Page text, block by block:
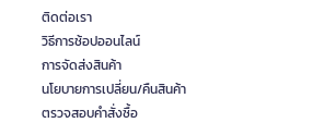
ติดต่อเรา
วิธีการช้อปออนไลน์
การจัดส่งสินค้า
นโยบายการเปลี่ยน/คืนสินค้า
ตรวจสอบคำสั่งซื้อ